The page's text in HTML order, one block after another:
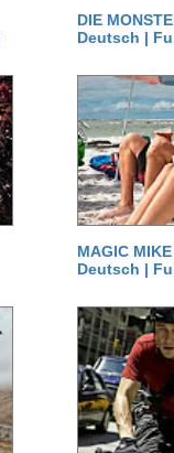
DIE
Deutsch |
MAGIC
Deutsch |